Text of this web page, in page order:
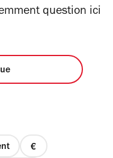
question ici
prix